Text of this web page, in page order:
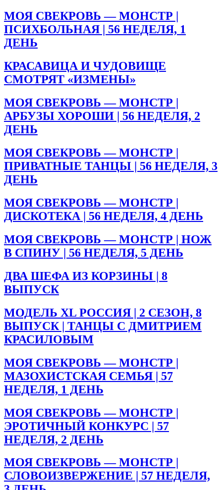
МОЯ СВЕКРОВЬ — МОНСТР |
ПСИХБОЛЬНАЯ | 56 НЕДЕЛЯ, 1
ДЕНЬ
КРАСАВИЦА И ЧУДОВИЩЕ
СМОТРЯТ «ИЗМЕНЫ»
МОЯ СВЕКРОВЬ — МОНСТР |
АРБУЗЫ ХОРОШИ | 56 НЕДЕЛЯ, 2
ДЕНЬ
МОЯ СВЕКРОВЬ — МОНСТР |
ПРИВАТНЫЕ ТАНЦЫ | 56 НЕДЕЛЯ, 3
ДЕНЬ
МОЯ СВЕКРОВЬ — МОНСТР |
ДИСКОТЕКА | 56 НЕДЕЛЯ, 4 ДЕНЬ
МОЯ СВЕКРОВЬ — МОНСТР | НОЖ
В СПИНУ | 56 НЕДЕЛЯ, 5 ДЕНЬ
ДВА ШЕФА ИЗ КОРЗИНЫ | 8
ВЫПУСК
МОДЕЛЬ XL РОССИЯ | 2 СЕЗОН, 8
ВЫПУСК | ТАНЦЫ С ДМИТРИЕМ
КРАСИЛОВЫМ
МОЯ СВЕКРОВЬ — МОНСТР |
МАЗОХИСТСКАЯ СЕМЬЯ | 57
НЕДЕЛЯ, 1 ДЕНЬ
МОЯ СВЕКРОВЬ — МОНСТР |
ЭРОТИЧНЫЙ КОНКУРС | 57
НЕДЕЛЯ, 2 ДЕНЬ
МОЯ СВЕКРОВЬ — МОНСТР |
СЛОВОИЗВЕРЖЕНИЕ | 57 НЕДЕЛЯ,